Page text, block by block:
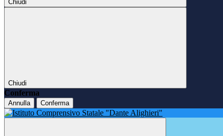
Chiudi
Chiudi
Conferma
Annulla Conferma